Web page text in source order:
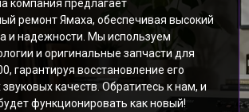
компания предлагает
ремонт Ямаха, обеспечивая высокий
и надежности. Мы используем
и оригинальные запчасти для
гарантируя восстановление его
качеств. Обратитесь к нам, и
функционировать как новый!